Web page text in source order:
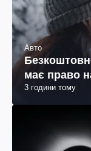
Авто
має право
3 години тому